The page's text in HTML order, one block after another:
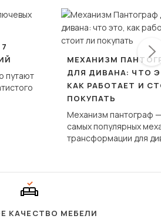
путают
МЕХАНИЗМ
ДЛЯ ДИВАНА: ЧТО
КАК РАБОТАЕТ И
ПОКУПАТЬ
Механизм пантограф
самых популярных
трансформации для
сиденье не
дугообразной
КАЧЕСТВО МЕБЕЛИ